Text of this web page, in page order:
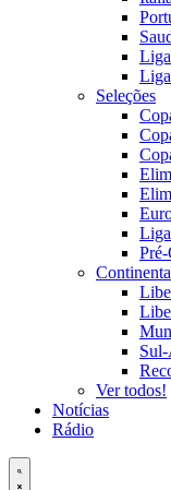
Seleções
Ver todos!
Notícias
Rádio